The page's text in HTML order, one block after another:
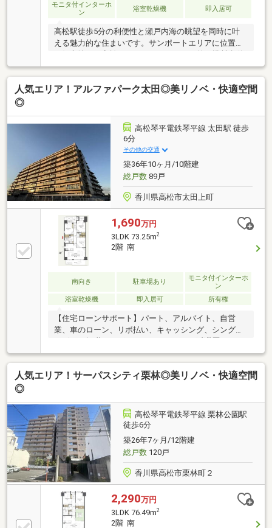
モニタ付インターホ
ン
浴室乾燥機 即入居可
高松駅徒歩5分の利便性と瀬戸内海の眺望を同時に叶
える魅力的な住まいです。サンポートエリアに位置す
を渡ると目の前！通勤・買い物もスムーズに完結する
素敵なマンションです。高層階ならではの開放感あふ
れる眺望は、毎日の暮らしに特別感をプラス。さら
ます。3LDKのゆとりある間取りは、ファミリーはもち
ろん在宅ワークにも対応。都市生活を快適に楽しみた
い方にぴったりの一室です。
人気エリア！アルファパーク太田◎美リノベ・快適空間
◎
高松琴平電鉄琴平線 太田駅 徒歩
6分
その他の交通
築36年10ヶ月/10階建
総戸数89戸
香川県高松市太田上町
1,690万円
3LDK 73.25m2
2階 南
南向き 駐車場あり
モニタ付インターホ
ン
浴室乾燥機
即入居可 所有権
【住宅ローンサポート】パート、アルバイト、自営
業、車のローン、リボ払い、キャッシング、シングル
マザー、転職したばかり、クレジットの延滞歴がある
など住宅ローン審査が不安、「自分は無理かも…」と
いう方ほどご相談ください！▼審査通過例・年収300
万＋車ローン／勤続1年→通過・年収260万／シングル
収180万円→承無理な営業はいたしません。通る方法
を一緒に探します。087-810-3147／【見学予約】から
も受付中
人気エリア！サーパスシティ栗林◎美リノベ・快適空間
◎
高松琴平電鉄琴平線 栗林公園駅
徒歩6分
築26年7ヶ月/12階建
総戸数120戸
香川県高松市栗林町２
2,290万円
3LDK 76.49m2
2階 南